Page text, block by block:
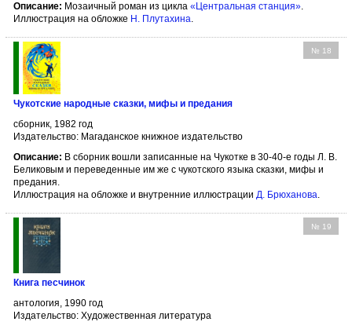
Описание: Мозаичный роман из цикла «Центральная станция».
Иллюстрация на обложке Н. Плутахина.
№ 18
Чукотские народные сказки, мифы и предания
сборник, 1982 год
Издательство: Магаданское книжное издательство
Описание: В сборник вошли записанные на Чукотке в 30-40-е годы Л. В.
Беликовым и переведенные им же с чукотского языка сказки, мифы и
предания.
Иллюстрация на обложке и внутренние иллюстрации Д. Брюханова
№ 19
Книга песчинок
антология, 1990 год
Издательство: Художественная литература